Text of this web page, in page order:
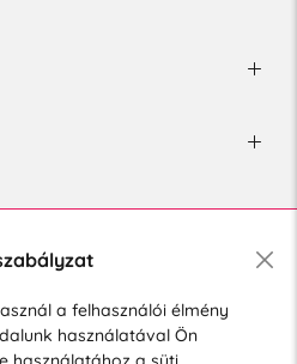
adatok marketing célú kezeléséhez.
vonatkozó szabályzat.
a felhasználói élmény
használatával Ön